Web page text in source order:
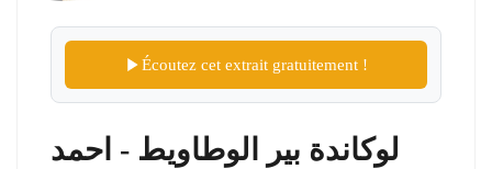
Écoutez cet extrait gratuitement !
لوكاندة بير الوطاويط - احمد